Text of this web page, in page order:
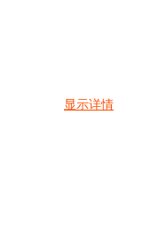
显示详情